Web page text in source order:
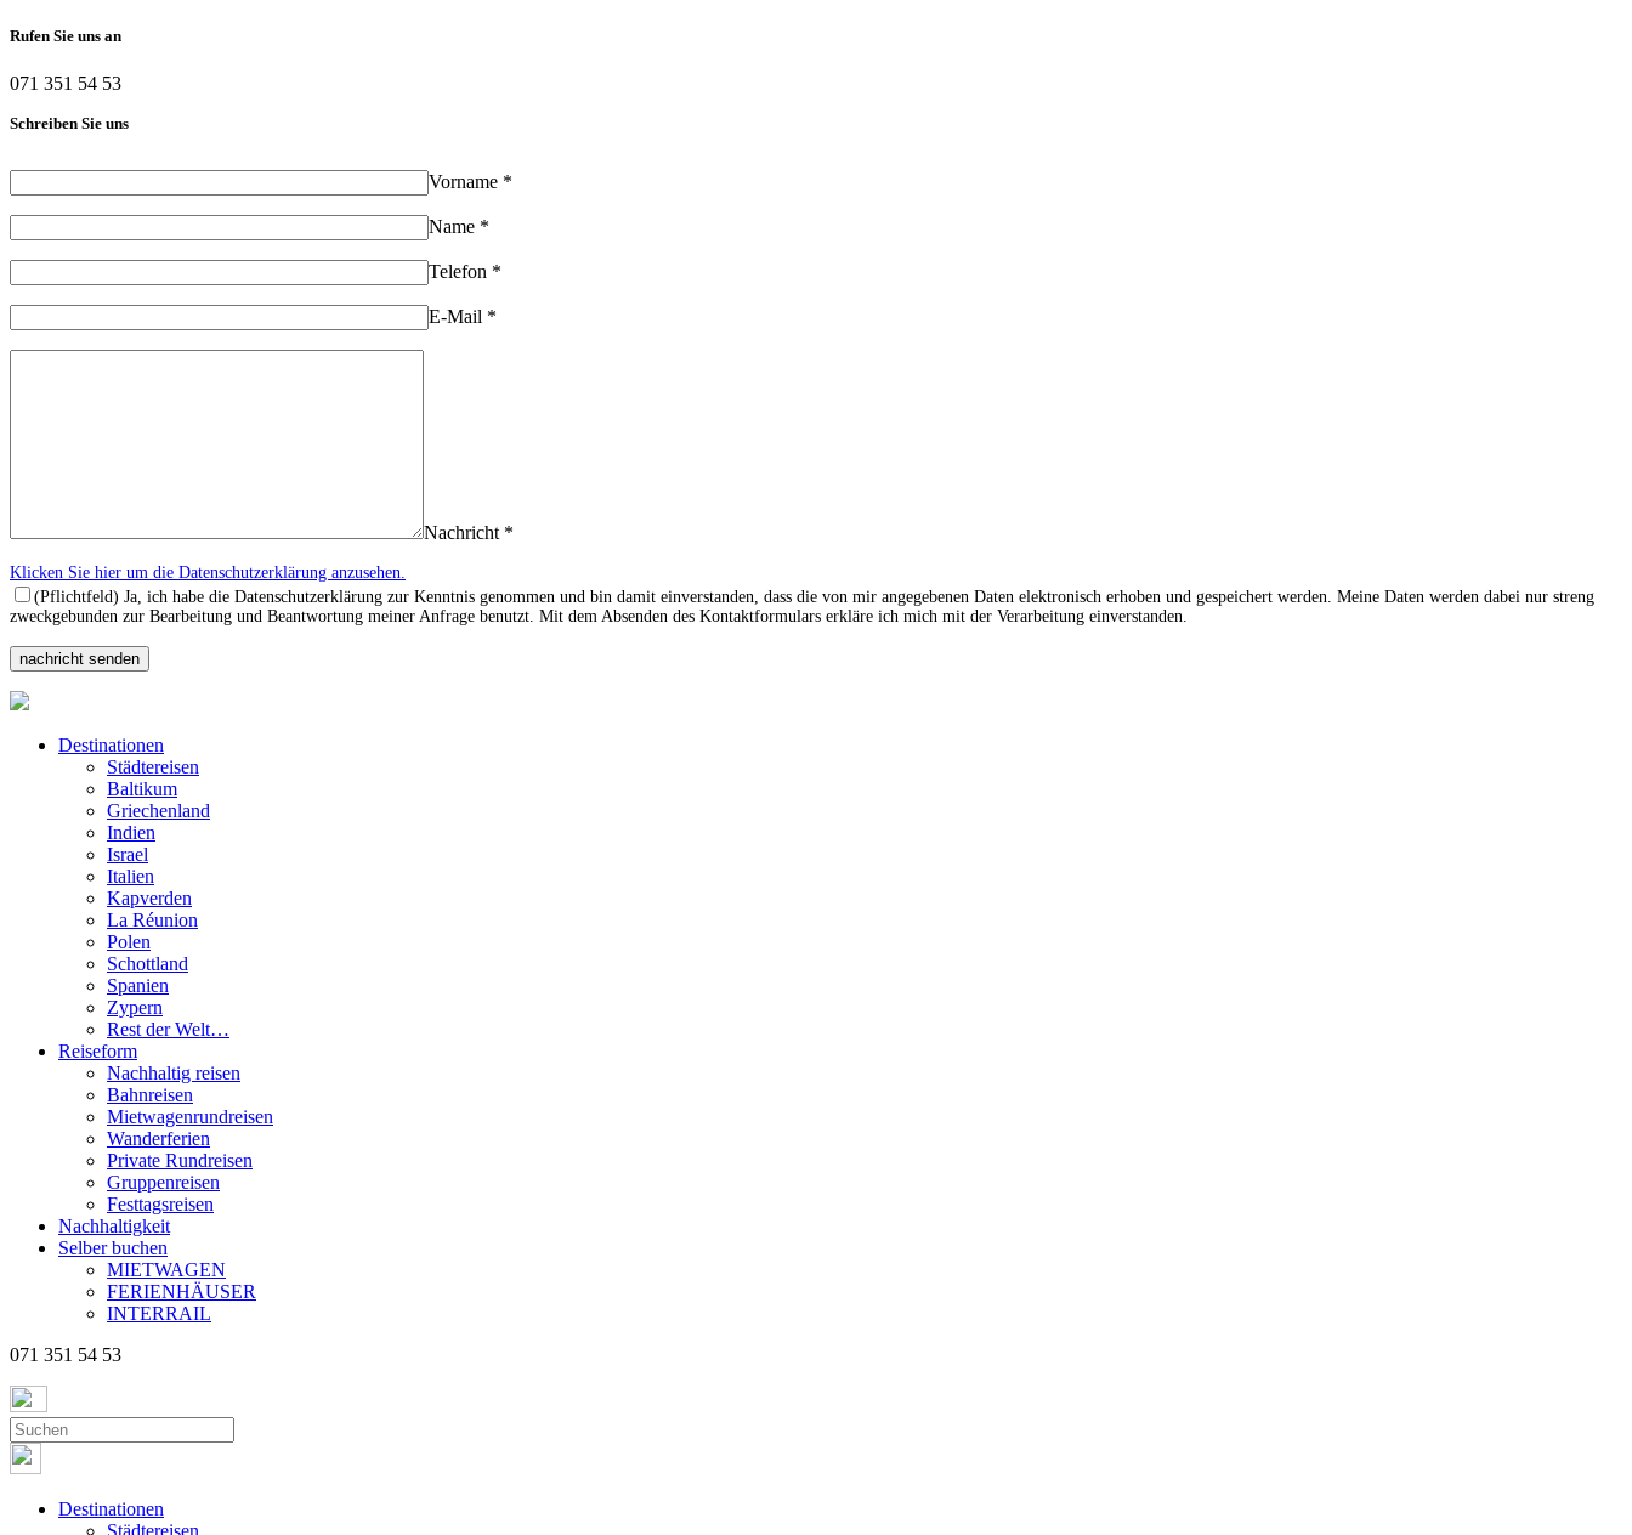
Rufen Sie uns an
071 351 54 53
Schreiben Sie uns
Vorname *
Name *
Telefon *
E-Mail *
Nachricht *
Klicken Sie hier um die Datenschutzerklärung anzusehen.
(Pflichtfeld) Ja, ich habe die Datenschutzerklärung zur Kenntnis genommen und bin damit einverstanden, dass die von mir angegebenen Daten elektronisch erhoben und gespeichert werden. Meine Daten werden dabei nur streng
zweckgebunden zur Bearbeitung und Beantwortung meiner Anfrage benutzt. Mit dem Absenden des Kontaktformulars erkläre ich mich mit der Verarbeitung einverstanden.
Destinationen
Städtereisen
Baltikum
Griechenland
Indien
Israel
Italien
Kapverden
La Réunion
Polen
Schottland
Spanien
Zypern
Rest der Welt…
Reiseform
Nachhaltig reisen
Bahnreisen
Mietwagenrundreisen
Wanderferien
Private Rundreisen
Gruppenreisen
Festtagsreisen
Nachhaltigkeit
Selber buchen
MIETWAGEN
FERIENHÄUSER
INTERRAIL
071 351 54 53
Destinationen